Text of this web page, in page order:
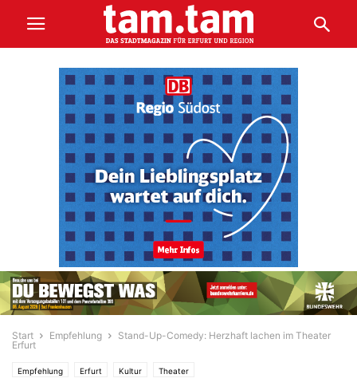
Start Empfehlung
Stand-Up-Comedy: Herzhaft lachen im Theater
Erfurt
Empfehlung Erfurt Kultur Theater